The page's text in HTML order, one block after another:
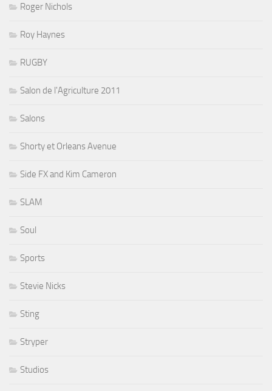
Roger Nichols
Roy Haynes
RUGBY
Salon de l'Agriculture 2011
Salons
Shorty et Orleans Avenue
Side FX and Kim Cameron
SLAM
Soul
Sports
Stevie Nicks
Sting
Stryper
Studios